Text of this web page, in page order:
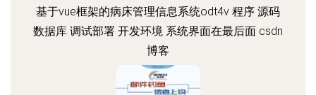
基于vue框架的病床管理信息系统odt4v 程序 源码
数据库 调试部署 开发环境 系统界面在最后面 csdn
博客